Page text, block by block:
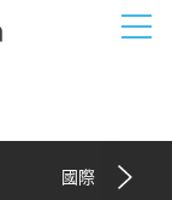
國際